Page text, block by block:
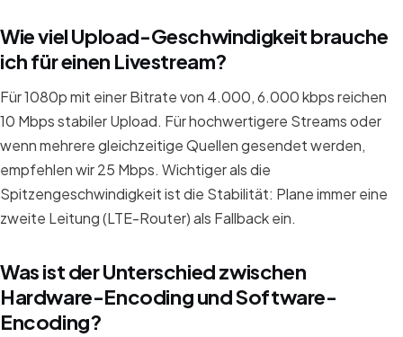
Wie viel Upload-Geschwindigkeit brauche
ich für einen Livestream?
Für 1080p mit einer Bitrate von 4.000, 6.000 kbps reichen
10 Mbps stabiler Upload. Für hochwertigere Streams oder
wenn mehrere gleichzeitige Quellen gesendet werden,
empfehlen wir 25 Mbps. Wichtiger als die
Spitzengeschwindigkeit ist die Stabilität: Plane immer eine
zweite Leitung (LTE-Router) als Fallback ein.
Was ist der Unterschied zwischen
Hardware-Encoding und Software-
Encoding?